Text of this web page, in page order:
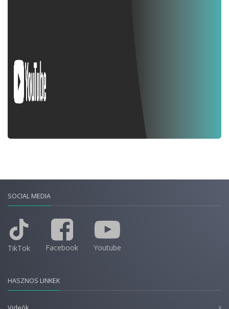
SOCIAL MEDIA
TikTok Facebook Youtube
HASZNOS LINKEK